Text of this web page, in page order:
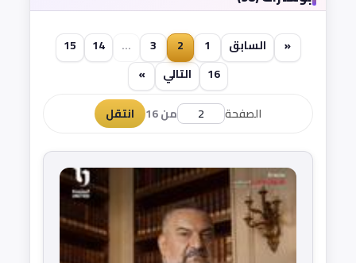
« السابق 1
2
3
...
14
15
16
التالي
»
الصفحة
من 16 انتقل